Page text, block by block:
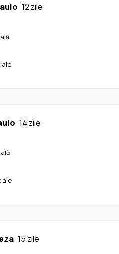
12 zile
14 zile
15 zile